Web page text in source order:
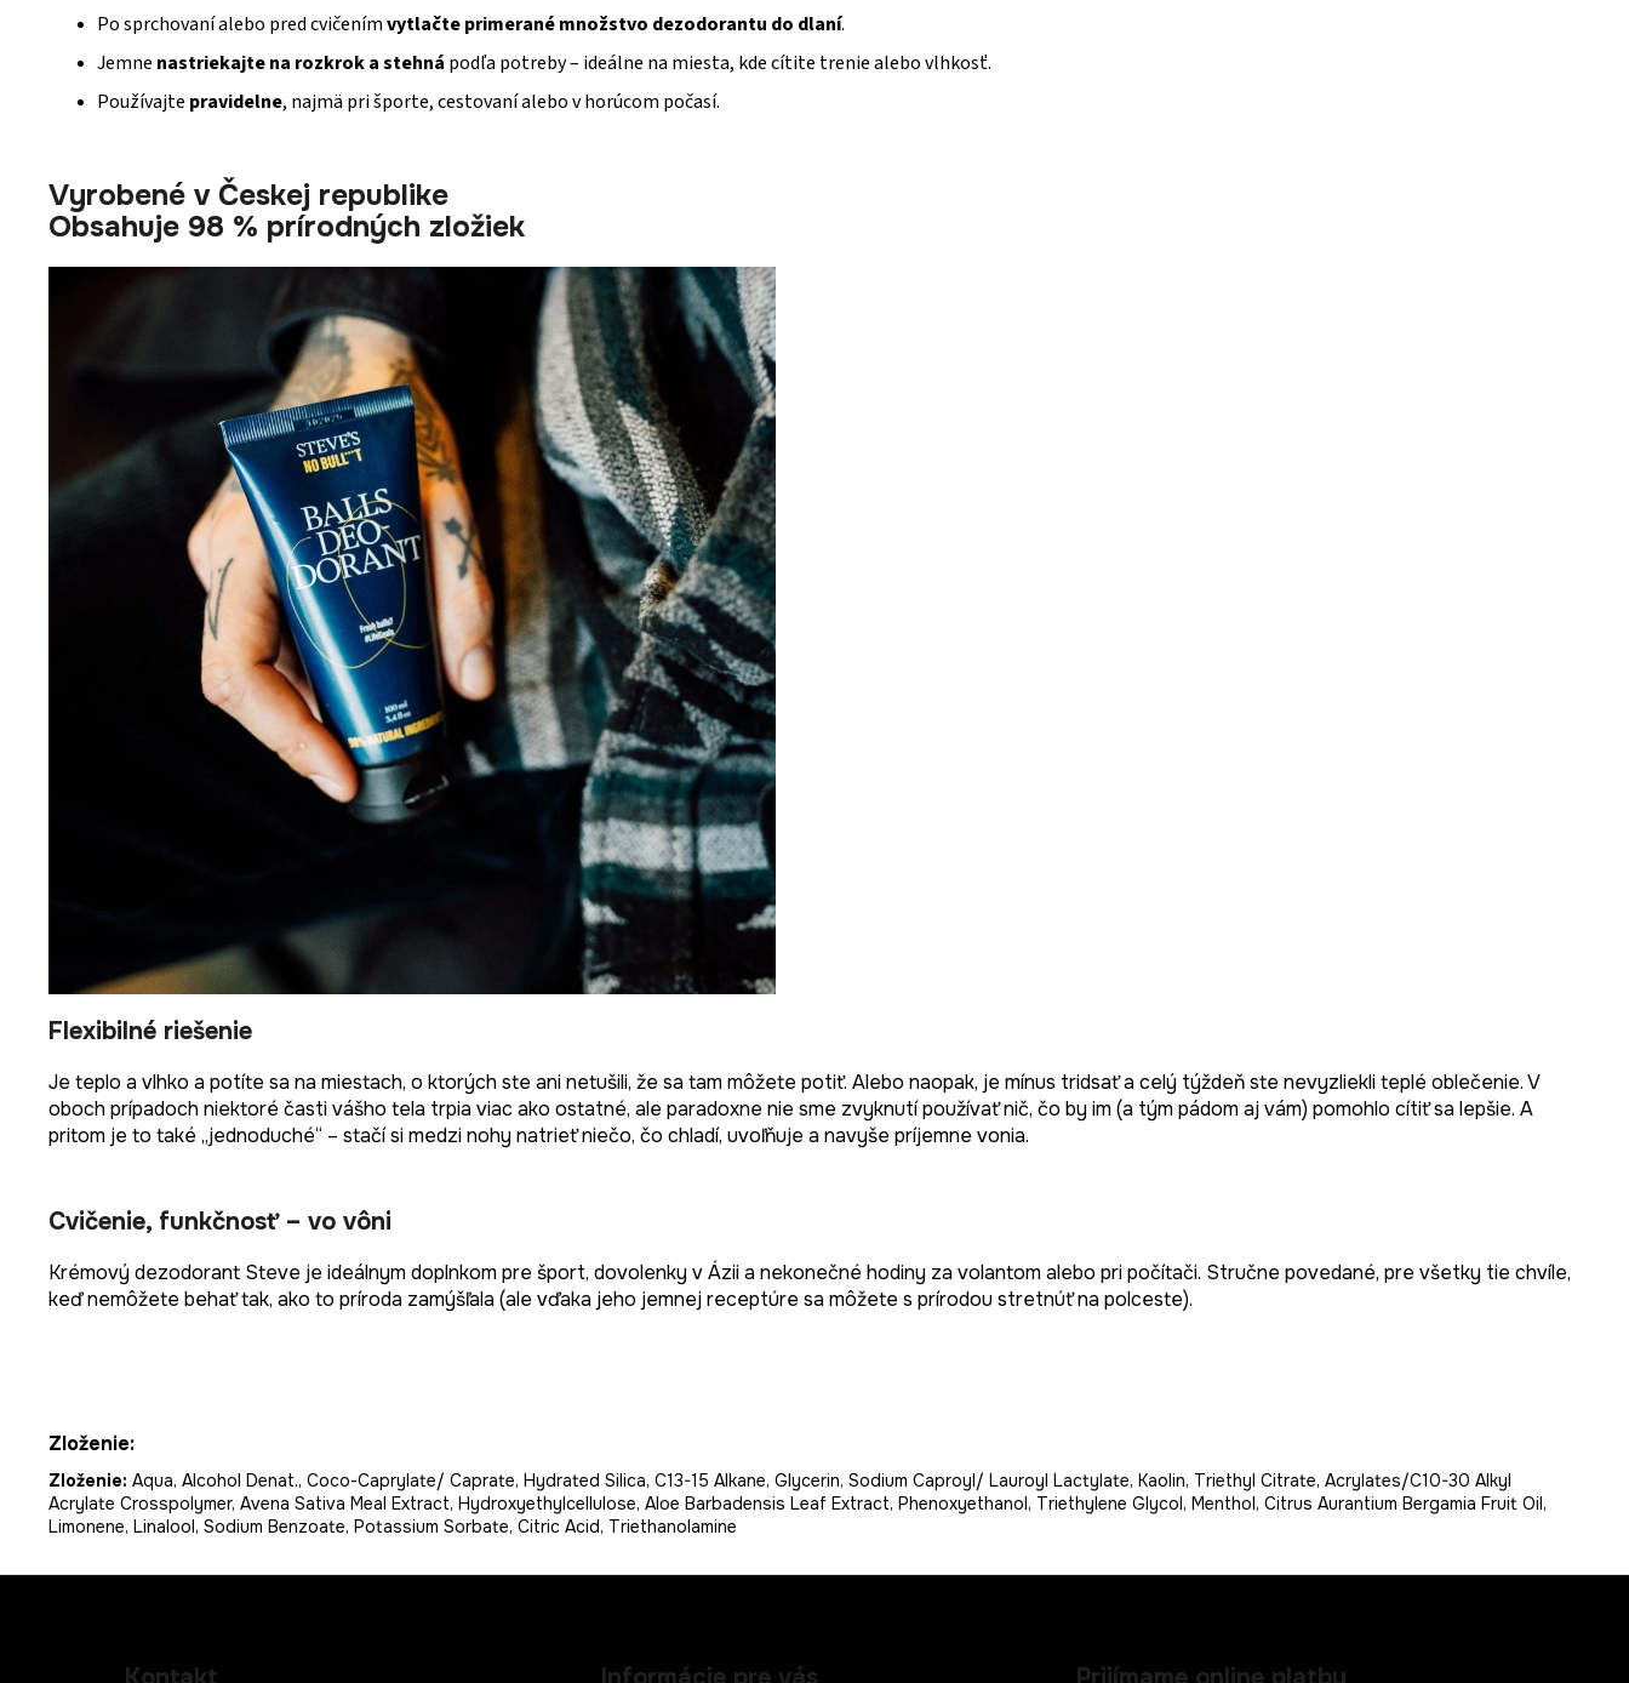
Po sprchovaní alebo pred cvičenímvytlačte primerané množstvo dezodorantu do dlaní.
Jemne nastriekajte na rozkrok a stehná podľa potreby – ideálne na miesta, kde cítite trenie alebo vlhkosť.
Používajte pravidelne, najmä pri športe, cestovaní alebo v horúcom počasí.
Vyrobené v Českej republike
Obsahuje 98 % prírodných zložiek
Flexibilné riešenie
Je teplo a vlhko a potíte sa na miestach, o ktorých ste ani netušili, že sa tam môžete potiť. Alebo naopak, je mínus tridsať a celý týždeň ste nevyzliekli teplé oblečenie. V
oboch prípadoch niektoré časti vášho tela trpia viac ako ostatné, ale paradoxne nie sme zvyknutí používať nič, čo by im (a tým pádom aj vám) pomohlo cítiť sa lepšie. A
pritom je to také „jednoduché“ – stačí si medzi nohy natrieť niečo, čo chladí, uvoľňuje a navyše príjemne vonia.
Cvičenie, funkčnosť – vo vôni
Krémový dezodorant Steve je ideálnym doplnkom pre šport, dovolenky v Ázii a nekonečné hodiny za volantom alebo pri počítači. Stručne povedané, pre všetky tie chvíle,
keď nemôžete behať tak, ako to príroda zamýšľala (ale vďaka jeho jemnej receptúre sa môžete s prírodou stretnúť na polceste).
Zloženie:
Zloženie: Aqua, Alcohol Denat., Coco-Caprylate/ Caprate, Hydrated Silica, C13-15 Alkane, Glycerin, Sodium Caproyl/ Lauroyl Lactylate, Kaolin, Triethyl Citrate, Acrylates/C10-30 Alkyl
Acrylate Crosspolymer, Avena Sativa Meal Extract, Hydroxyethylcellulose, Aloe Barbadensis Leaf Extract, Phenoxyethanol, Triethylene Glycol, Menthol, Citrus Aurantium Bergamia Fruit Oil,
Limonene, Linalool, Sodium Benzoate, Potassium Sorbate, Citric Acid, Triethanolamine